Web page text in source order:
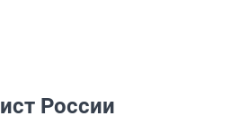
России